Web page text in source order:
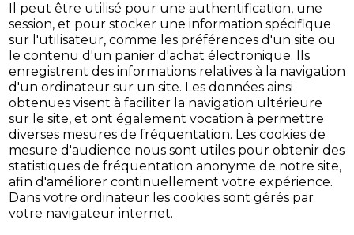
Il peut être utilisé pour une authentification, une
session, et pour stocker une information spécifique
sur l'utilisateur, comme les préférences d'un site ou
le contenu d'un panier d'achat électronique. Ils
enregistrent des informations relatives à la navigation
d'un ordinateur sur un site. Les données ainsi
obtenues visent à faciliter la navigation ultérieure
sur le site, et ont également vocation à permettre
diverses mesures de fréquentation. Les cookies de
mesure d'audience nous sont utiles pour obtenir des
statistiques de fréquentation anonyme de notre site,
afin d'améliorer continuellement votre expérience.
Dans votre ordinateur les cookies sont gérés par
votre navigateur internet.